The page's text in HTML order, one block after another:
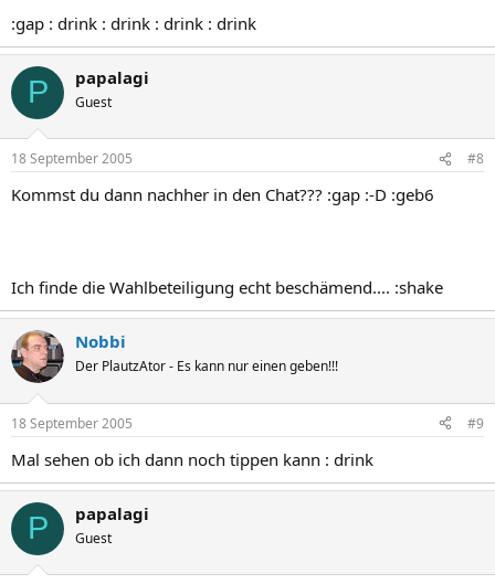
:gap : drink : drink : drink : drink
P papalagi
Guest
18 September 2005 #8
Kommst du dann nachher in den Chat??? :gap :-D :geb6
Ich finde die Wahlbeteiligung echt beschämend.... :shake
Nobbi
Der PlautzAtor - Es kann nur einen geben!!!
18 September 2005 #9
Mal sehen ob ich dann noch tippen kann : drink
P papalagi
Guest